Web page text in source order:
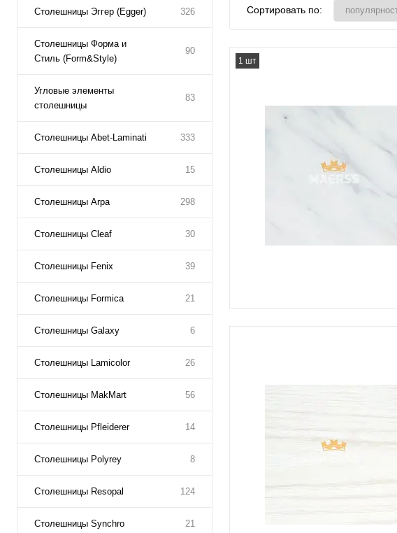
Столешницы Эггер (Egger) 326
Столешницы Форма и
Стиль (Form&Style)
90
Угловые элементы
столешницы
83
Столешницы Abet-Laminati 333
Столешницы Aldio 15
Столешницы Arpa 298
Столешницы Cleaf 30
Столешницы Fenix 39
Столешницы Formica 21
Столешницы Galaxy 6
Столешницы Lamicolor 26
Столешницы MakMart 56
Столешницы Pfleiderer 14
Столешницы Polyrey 8
Столешницы Resopal 124
Столешницы Synchro 21
Сортировать по:
1 шт